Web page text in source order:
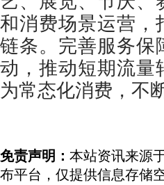
和消费场景运营，
链条。完善服务保
动，推动短期流量
为常态化消费，不
免责声明： 本站资讯来源
布平台，仅提供信息存储